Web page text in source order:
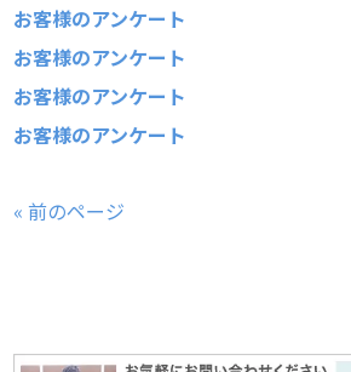
お客様のアンケート
お客様のアンケート
お客様のアンケート
お客様のアンケート
« 前のページ